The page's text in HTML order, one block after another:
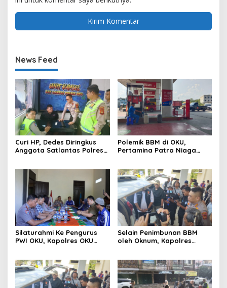
News Feed
Curi HP, Dedes Diringkus
Anggota Satlantas Polres
Polemik BBM di OKU,
Pertamina Patra Niaga
BBM Subsidi dan Perkuat
Pengawasan di Kabupaten
Ogan Komering Ulu
Silaturahmi Ke Pengurus
PWI OKU, Kapolres OKU
Selain Penimbunan BBM
oleh Oknum, Kapolres
Niaga Bungkam